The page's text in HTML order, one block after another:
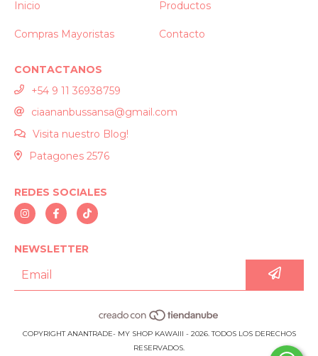
Inicio
Productos
Compras Mayoristas Contacto
CONTACTANOS
+54 9 11 36938759
ciaananbussansa@gmail.com
Visita nuestro Blog!
Patagones 2576
REDES SOCIALES
NEWSLETTER
COPYRIGHT ANANTRADE- MY SHOP KAWAIII - 2026. TODOS LOS DERECHOS
RESERVADOS.